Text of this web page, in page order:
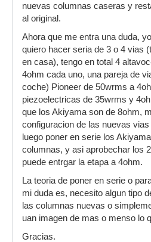
nuevas columnas caseras y
al original.
Ahora que me entra una duda,
quiero hacer seria de 3 o 4 vias
en casa), tengo en total 4
4ohm cada uno, una pareja de
coche) Pioneer de 50wrms a
piezoelectricas de 35wrms y
que los Akiyama son de 8ohm,
configuracion de las nuevas
luego poner en serie los
columnas, y asi aprobechar los
puede entrgar la etapa a 4ohm.
La teoria de poner en serie o
mi duda es, necesito algun tipo
las columnas nuevas o
uan imagen de mas o menso lo
Gracias.